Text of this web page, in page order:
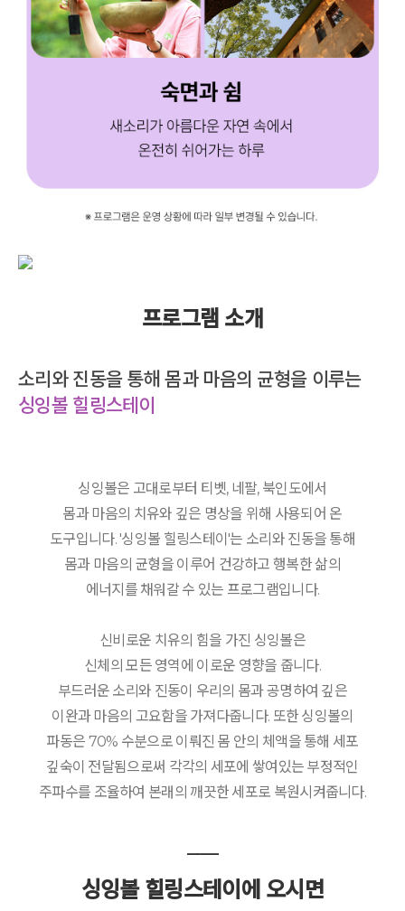
프로그램 소개
소리와 진동을 통해 몸과 마음의 균형을 이루는
싱잉볼 힐링스테이
싱잉볼은 고대로부터 티벳, 네팔, 북인도에서
몸과 마음의 치유와 깊은 명상을 위해 사용되어 온
도구입니다. '싱잉볼 힐링스테이'는 소리와 진동을 통해
몸과 마음의 균형을 이루어 건강하고 행복한 삶의
에너지를 채워갈 수 있는 프로그램입니다.
신비로운 치유의 힘을 가진 싱잉볼은
신체의 모든 영역에 이로운 영향을 줍니다.
부드러운 소리와 진동이 우리의 몸과 공명하여 깊은
이완과 마음의 고요함을 가져다줍니다. 또한 싱잉볼의
파동은 70% 수분으로 이뤄진 몸 안의 체액을 통해 세포
깊숙이 전달됨으로써 각각의 세포에 쌓여있는 부정적인
주파수를 조율하여 본래의 깨끗한 세포로 복원시켜줍니다.
싱잉볼 힐링스테이에 오시면